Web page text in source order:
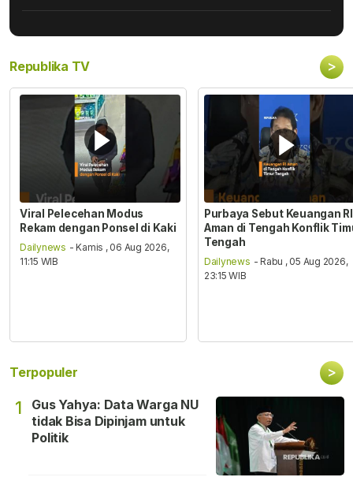
Republika TV >
Viral Pelecehan Modus
Rekam dengan Ponsel di Kaki
Dailynews - Kamis , 06 Aug 2026,
11:15 WIB
Purbaya Sebut Keuangan RI
Aman di Tengah Konflik
Tengah
Dailynews - Rabu , 05 Aug 2026,
23:15 WIB
Terpopuler >
1
Gus Yahya: Data Warga NU
tidak Bisa Dipinjam untuk
Politik